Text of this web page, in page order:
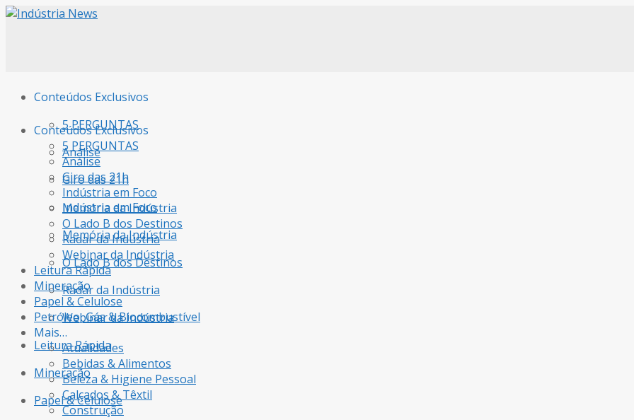
Conteúdos Exclusivos
5 PERGUNTAS
Análise
Giro das 21h
Indústria em Foco
Memória da Indústria
O Lado B dos Destinos
Radar da Indústria
Webinar da Indústria
Leitura Rápida
Mineração
Papel & Celulose
Conteúdos Exclusivos
5 PERGUNTAS
Análise
Giro das 21h
Indústria em Foco
Memória da Indústria
O Lado B dos Destinos
Radar da Indústria
Webinar da Indústria
Leitura Rápida
Mineração
Papel & Celulose
Petróleo, Gás & Biocombustível
Mais…
Atualidades
Bebidas & Alimentos
Beleza & Higiene Pessoal
Calçados & Têxtil
Construção